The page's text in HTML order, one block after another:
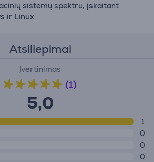
sistemų spektru, įskaitant
ir Linux.
Atsiliepimai
Įvertinimas
(1)
5,0
1
0
0
0